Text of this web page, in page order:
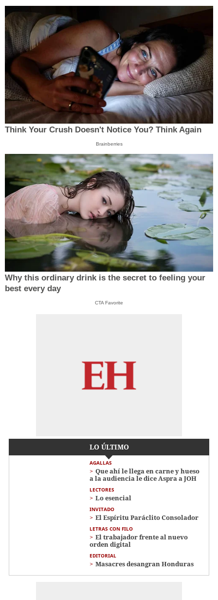
Think Your Crush Doesn't Notice You? Think Again
Brainberries
Why this ordinary drink is the secret to feeling your
best every day
CTA Favorite
LO ÚLTIMO
AGALLAS
Que ahí le llega en carne y hueso
a la audiencia le dice Aspra a JOH
LECTORES
Lo esencial
INVITADO
El Espíritu Paráclito Consolador
LETRAS CON FILO
El trabajador frente al nuevo
orden digital
EDITORIAL
Masacres desangran Honduras